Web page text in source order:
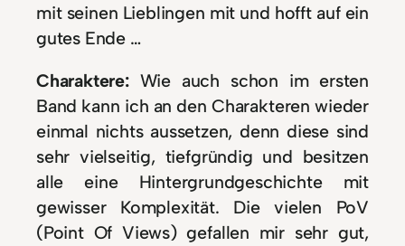
mit seinen Lieblingen mit und hofft auf ein
gutes Ende …
Charaktere:Wie auch schon im ersten
Band kann ich an den Charakteren wieder
einmal nichts aussetzen, denn diese sind
sehr vielseitig, tiefgründig und besitzen
alle eine Hintergrundgeschichte mit
gewisser Komplexität. Die vielen PoV
(Point Of Views) gefallen mir sehr gut,